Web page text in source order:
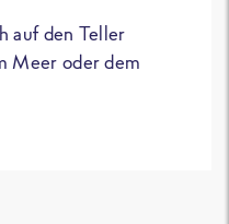
auf den Teller
Meer oder dem